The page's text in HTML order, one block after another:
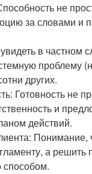
не
за словами и
в частном
проблему
других.
Готовность не
и
действий.
Понимание,
а решить
способом.